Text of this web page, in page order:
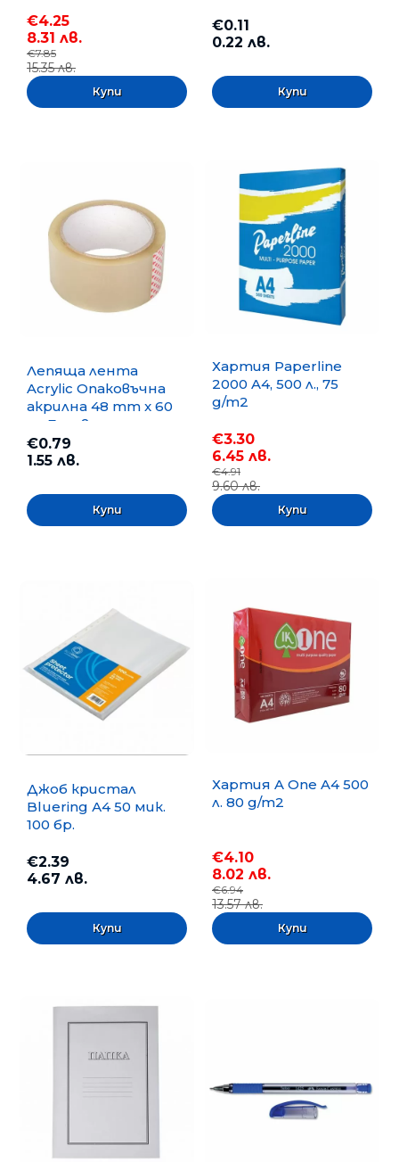
€4.25
8.31 лв.
€7.85
15.35 лв.
€0.11
0.22 лв.
Лепяща лента
Acrylic Опаковъчна
акрилна 48 mm x 60
m, Безцветна
€0.79
1.55 лв.
Хартия Paperline
2000 A4, 500 л., 75
g/m2
€3.30
6.45 лв.
€4.91
9.60 лв.
Джоб кристал
Bluering А4 50 мик.
100 бр.
€2.39
4.67 лв.
Хартия A One A4 500
л. 80 g/m2
€4.10
8.02 лв.
€6.94
13.57 лв.